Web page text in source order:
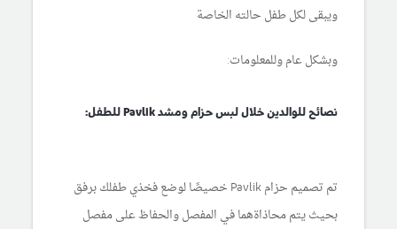
ويبقى لكل طفل حالته الخاصة
وبشكل عام وللمعلومات:
نصائح للوالدين خلال لبس حزام ومشد Pavlik للطفل:
تم تصميم حزام Pavlik خصيصًا لوضع فخذي طفلك برفق
بحيث يتم محاذاةهما في المفصل والحفاظ على مفصل